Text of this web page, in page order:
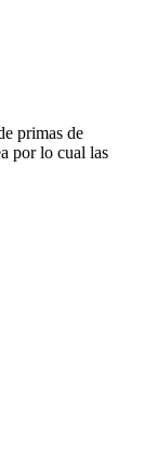
primas de
por lo cual las